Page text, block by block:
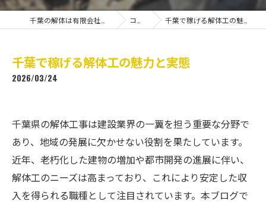
コラム 千葉で稼げる解体工の魅力と実態
千葉で稼げる解体工の魅力と実態
2026/03/24
千葉県の解体工事は建設業界の一翼を担う重要な分野で
あり、地域の発展に欠かせない役割を果たしています。
近年、老朽化した建物の増加や都市開発の進展に伴い、
解体工のニーズは高まっており、これにより安定した収
入を得られる職種として注目されています。本ブログで